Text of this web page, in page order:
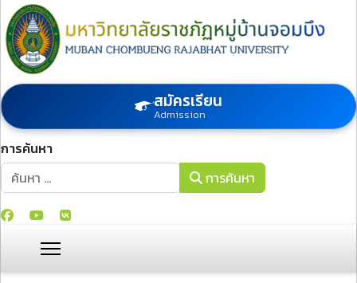
สมัครเรียน
Admission
การค้นหา
การค้นหา
การค้นหา